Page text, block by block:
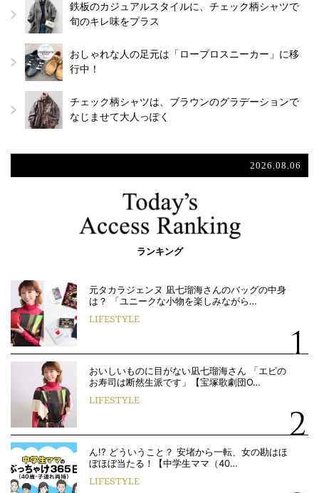
鉄板のカジュアルスタイルに、チェック柄シャツで
旬のキレ味をプラス
おしゃれな人の足元は「ロープロスニーカー」に移
行中！
チェック柄シャツは、ブラウンのグラデーションで
なじませて大人っぽく
2026.08.06
ランキング
元タカラジェンヌ 凪七瑠海さんのバッグの中身
は？ 「ユニークな小物を楽しみながら…
LIFESTYLE
おいしいものに目がない凪七瑠海さん 「エビの
お寿司は断然生派です」【宝塚歌劇団O…
LIFESTYLE
ん!? どういうこと？ 安堵から一転、女の勘はほ
ぼほぼ当たる！【中学生ママ（40…
LIFESTYLE